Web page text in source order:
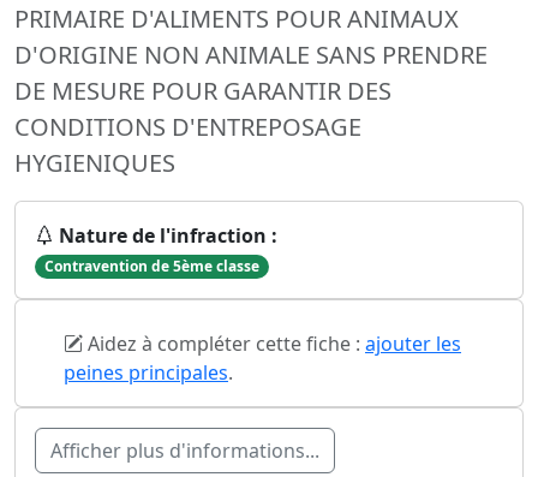
PRIMAIRE D'ALIMENTS POUR ANIMAUX
D'ORIGINE NON ANIMALE SANS PRENDRE
DE MESURE POUR GARANTIR DES
CONDITIONS D'ENTREPOSAGE
HYGIENIQUES
Nature de l'infraction :
Contravention de 5ème classe
Aidez à compléter cette fiche : ajouter les
peines principales.
Afficher plus d'informations...